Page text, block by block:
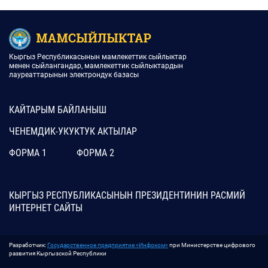
Кыргыз Республикасынын мамлекеттик сыйлыктар
менен сыйлангандар, мамлекеттик сыйлыктардын
лауреаттарынын электрондук базасы
КАЙТАРЫМ БАЙЛАНЫШ
ЧЕНЕМДИК-УКУКТУК АКТЫЛАР
ФОРМА 1
ФОРМА 2
КЫРГЫЗ РЕСПУБЛИКАСЫНЫН ПРЕЗИДЕНТИНИН РАСМИЙ
ИНТЕРНЕТ САЙТЫ
Разработчик:Государственное предприятие «Инфоком» при Министерстве цифрового
развития Кыргызской Республики